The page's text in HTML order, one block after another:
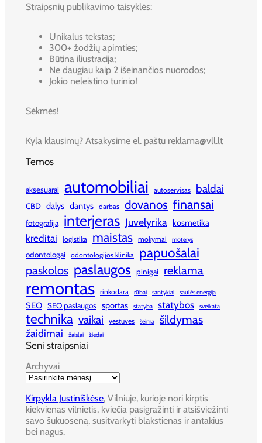
Straipsnių publikavimo taisyklės:
Unikalus tekstas;
300+ žodžių apimties;
Būtina iliustracija;
Ne daugiau kaip 2 išeinančios nuorodos;
Jokio neleistino turinio!
Sėkmės!
Kyla klausimų? Atsakysime el. paštu reklama@vll.lt
Temos
aksesuarai automobiliai autoservisas baldai
CBD dalys dantys darbas dovanos finansai
fotografija interjeras Juvelyrika kosmetika
kreditai logistika maistas mokymai moterys
odontologai odontologijos klinika papuošalai
paskolos paslaugos pinigai reklama
remontas rinkodara rūbai santykiai saulės energija
SEO SEO paslaugos sportas statyba statybos sveikata
technika vaikai vestuves šeima šildymas
žaidimai žaislai žiedai
Seni straipsniai
Archyvai
Kirpykla Justiniškėse, Vilniuje, kurioje nori kirptis
kiekvienas vilnietis, kviečia pasigražinti ir atsišviežinti
savo šukuoseną, susitvarkyti blakstienas ir antakius
bei nagus.